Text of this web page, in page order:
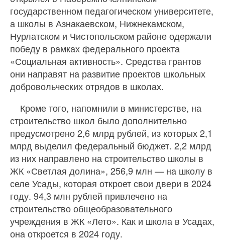
государственном педагогическом университете,
а школы в Азнакаевском, Нижнекамском,
Нурлатском и Чистопольском районе одержали
победу в рамках федерального проекта
«Социальная активность». Средства грантов
они направят на развитие проектов школьных
добровольческих отрядов в школах.
Кроме того, напомнили в министерстве, на
строительство школ было дополнительно
предусмотрено 2,6 млрд рублей, из которых 2,1
млрд выделил федеральный бюджет. 2,2 млрд
из них направлено на строительство школы в
ЖК «Светлая долина», 256,9 млн — на школу в
селе Усады, которая откроет свои двери в 2024
году. 94,3 млн рублей привлечено на
строительство общеобразовательного
учреждения в ЖК «Лето». Как и школа в Усадах,
она откроется в 2024 году.